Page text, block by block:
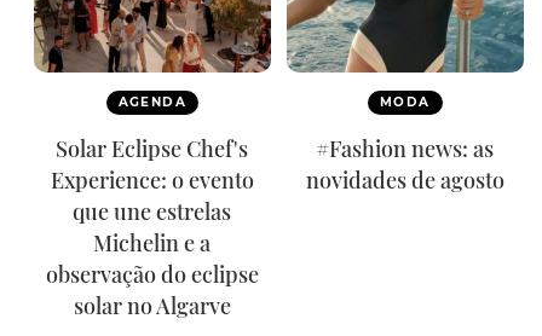
AGENDA
Solar Eclipse Chef's
Experience: o evento
que une estrelas
Michelin e a
observação do eclipse
solar no Algarve
MODA
#Fashion news: as
novidades de agosto